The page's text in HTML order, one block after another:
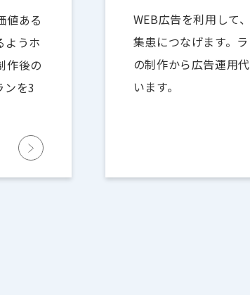
値ある
ようホ
作後の
ンを3
WEB広告を利用して
集患につなげます。
の制作から広告運用
います。